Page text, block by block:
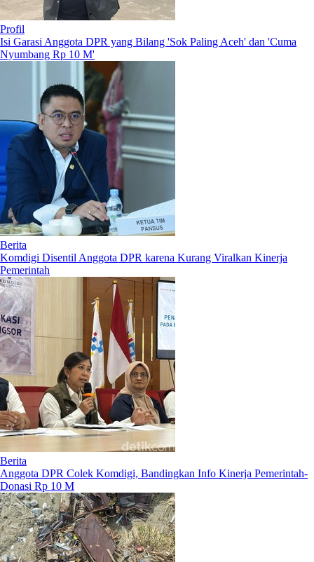
Profil
Isi Garasi Anggota DPR yang Bilang 'Sok Paling Aceh' dan 'Cuma
Nyumbang Rp 10 M'
Berita
Komdigi Disentil Anggota DPR karena Kurang Viralkan Kinerja
Pemerintah
Berita
Anggota DPR Colek Komdigi, Bandingkan Info Kinerja Pemerintah-
Donasi Rp 10 M